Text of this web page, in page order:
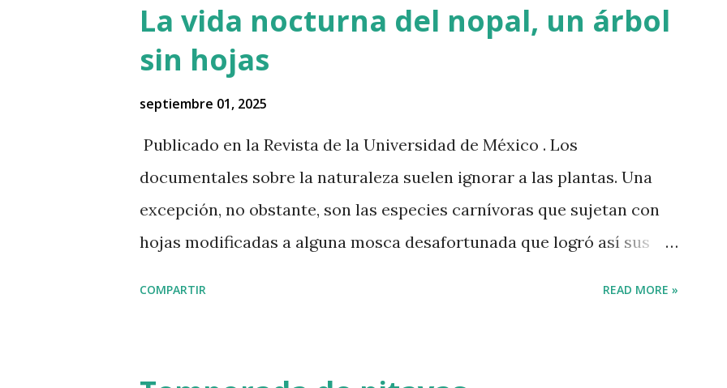
La vida nocturna del nopal, un árbol
sin hojas
septiembre 01, 2025
Publicado en la Revista de la Universidad de México . Los
documentales sobre la naturaleza suelen ignorar a las plantas. Una
excepción, no obstante, son las especies carnívoras que sujetan con
hojas modificadas a alguna mosca desafortunada que logró así sus
COMPARTIR READ MORE »